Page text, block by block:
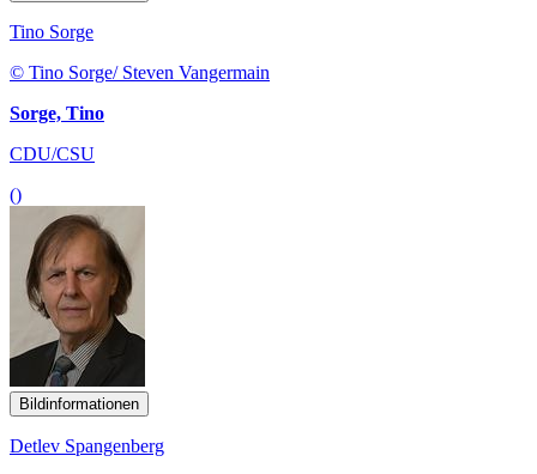
Tino Sorge
© Tino Sorge/ Steven Vangermain
Sorge, Tino
CDU/CSU
()
Bildinformationen
Detlev Spangenberg